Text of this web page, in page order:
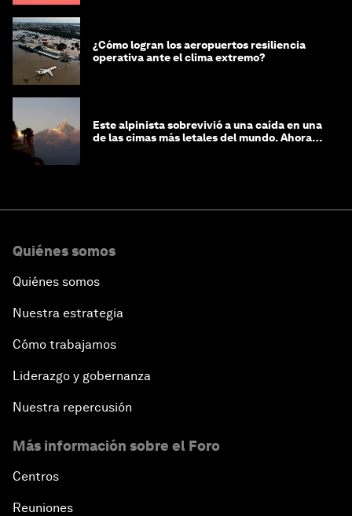
¿Cómo logran los aeropuertos resiliencia
operativa ante el clima extremo?
Este alpinista sobrevivió a una caída en una
de las cimas más letales del mundo. Ahora
Quiénes somos
Quiénes somos
Nuestra estrategia
Cómo trabajamos
Liderazgo y gobernanza
Nuestra repercusión
Más información sobre el Foro
Centros
Reuniones